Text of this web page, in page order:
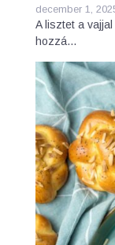
december 1,
A lisztet a
hozzá…